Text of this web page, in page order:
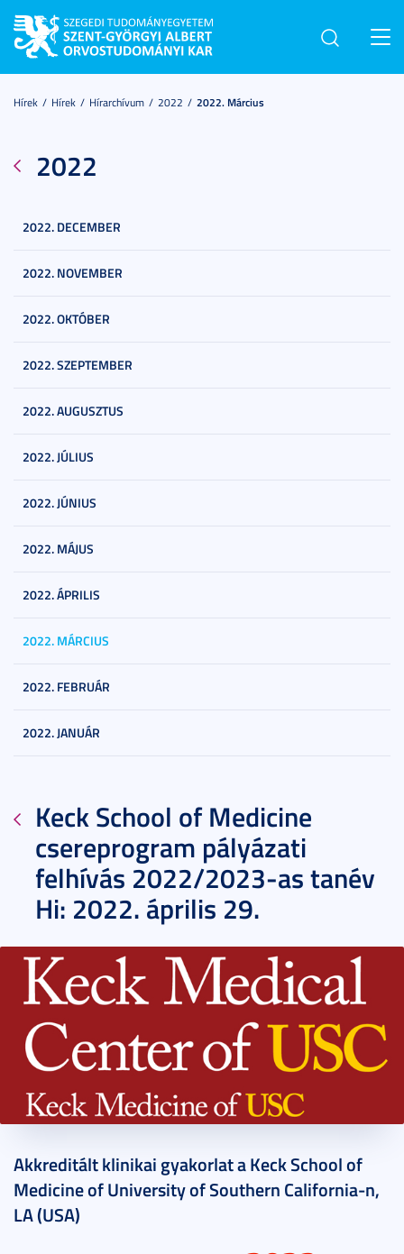
Hírek Hírek Hírarchívum 2022 2022. Március
2022
2022. DECEMBER
2022. NOVEMBER
2022. OKTÓBER
2022. SZEPTEMBER
2022. AUGUSZTUS
2022. JÚLIUS
2022. JÚNIUS
2022. MÁJUS
2022. ÁPRILIS
2022. MÁRCIUS
2022. FEBRUÁR
2022. JANUÁR
Keck School of Medicine
csereprogram pályázati
felhívás 2022/2023-as tanév
Hi: 2022. április 29.
Akkreditált klinikai gyakorlat a Keck School of
Medicine of University of Southern California-n,
LA (USA)